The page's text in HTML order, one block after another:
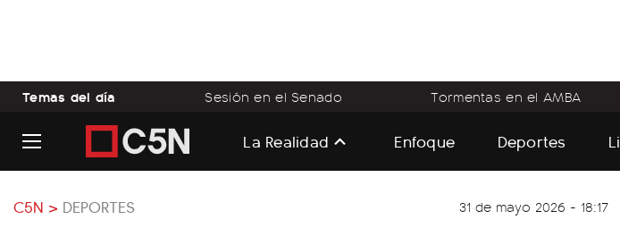
Temas del día Sesión en el Senado Tormentas en el AMBA
La Realidad Enfoque Deportes
C5N > DEPORTES 31 de mayo 2026 - 18:17